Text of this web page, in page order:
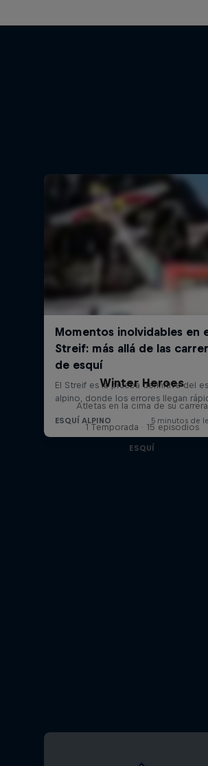
Winter Heroes
Atletas en la cima de su carrera
1 Temporada · 15 episodios
ESQUÍ